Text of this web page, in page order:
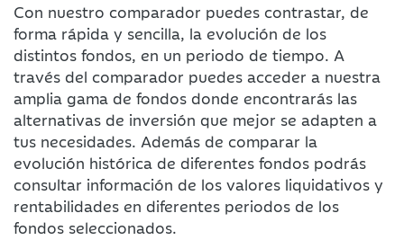
Con nuestro comparador puedes contrastar, de
forma rápida y sencilla, la evolución de los
distintos fondos, en un periodo de tiempo. A
través del comparador puedes acceder a nuestra
amplia gama de fondos donde encontrarás las
alternativas de inversión que mejor se adapten a
tus necesidades. Además de comparar la
evolución histórica de diferentes fondos podrás
consultar información de los valores liquidativos y
rentabilidades en diferentes periodos de los
fondos seleccionados.